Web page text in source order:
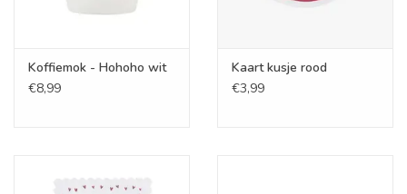
Koffiemok - Hohoho wit
€8,99
Kaart kusje rood
€3,99